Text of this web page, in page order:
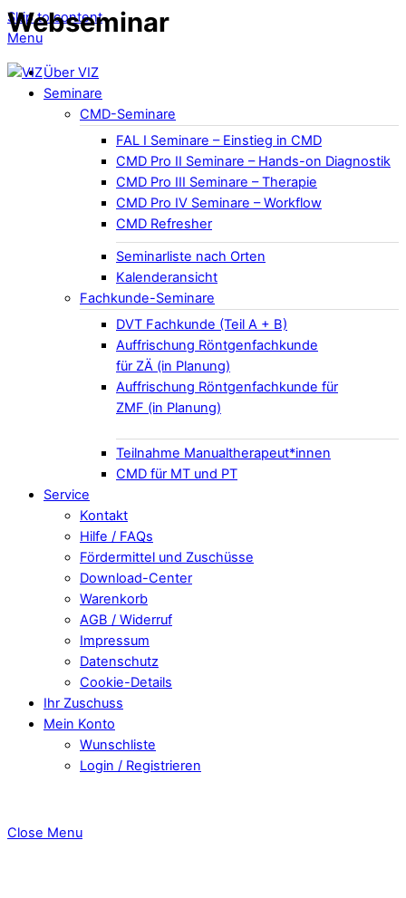
Skip to content
Menu
Über VIZ
Seminare
CMD-Seminare
FAL I Seminare – Einstieg in CMD
CMD Pro II Seminare – Hands-on Diagnostik
CMD Pro III Seminare – Therapie
CMD Pro IV Seminare – Workflow
CMD Refresher
Seminarliste nach Orten
Kalenderansicht
Fachkunde-Seminare
DVT Fachkunde (Teil A + B)
Auffrischung Röntgenfachkunde
für ZÄ (in Planung)
Auffrischung Röntgenfachkunde für
ZMF (in Planung)
Teilnahme Manualtherapeut*innen
CMD für MT und PT
Service
Kontakt
Hilfe / FAQs
Fördermittel und Zuschüsse
Download-Center
Warenkorb
AGB / Widerruf
Impressum
Datenschutz
Cookie-Details
Ihr Zuschuss
Mein Konto
Wunschliste
Login / Registrieren
Close Menu
Webseminar